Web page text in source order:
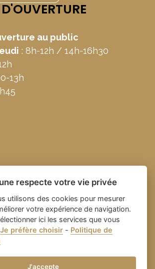
au public
: 8h-12h / 14h-16h30
13h
la solution web
- Commune de
Gestion des cookies
respecte votre vie privée
utilisons des cookies pour mesurer
votre expérience de navigation.
ici les services que vous
Je préfère choisir - Politique de
J'accepte